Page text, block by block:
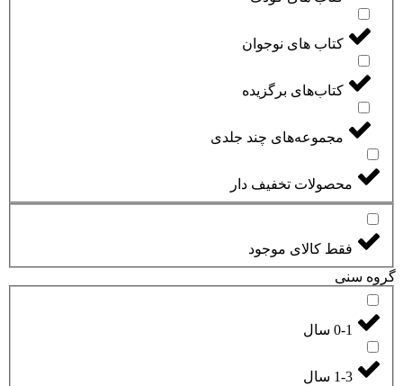
کتاب های نوجوان
کتاب‌های برگزیده
مجموعه‌های چند جلدی
محصولات تخفیف دار
فقط کالای موجود
گروه سنی
0-1 سال
1-3 سال